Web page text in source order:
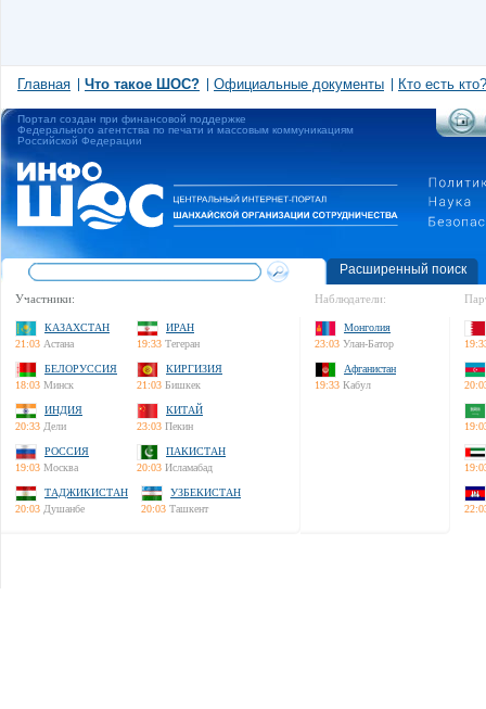
Главная Что такое ШОС? Официальные документы Кто есть кто?
Портал создан при финансовой поддержке
Федерального агентства по печати и массовым коммуникациям
Российской Федерации
Расширенный поиск
Участники:
КАЗАХСТАН
21:03 Астана
ИРАН
19:33 Тегеран
БЕЛОРУССИЯ
18:03 Минск
КИРГИЗИЯ
21:03 Бишкек
ИНДИЯ
20:33 Дели
КИТАЙ
23:03 Пекин
РОССИЯ
19:03 Москва
ПАКИСТАН
20:03 Исламабад
ТАДЖИКИСТАН
20:03 Душанбе
УЗБЕКИСТАН
20:03 Ташкент
Наблюдатели:
Монголия
23:03 Улан-Батор
Афганистан
19:33 Кабул